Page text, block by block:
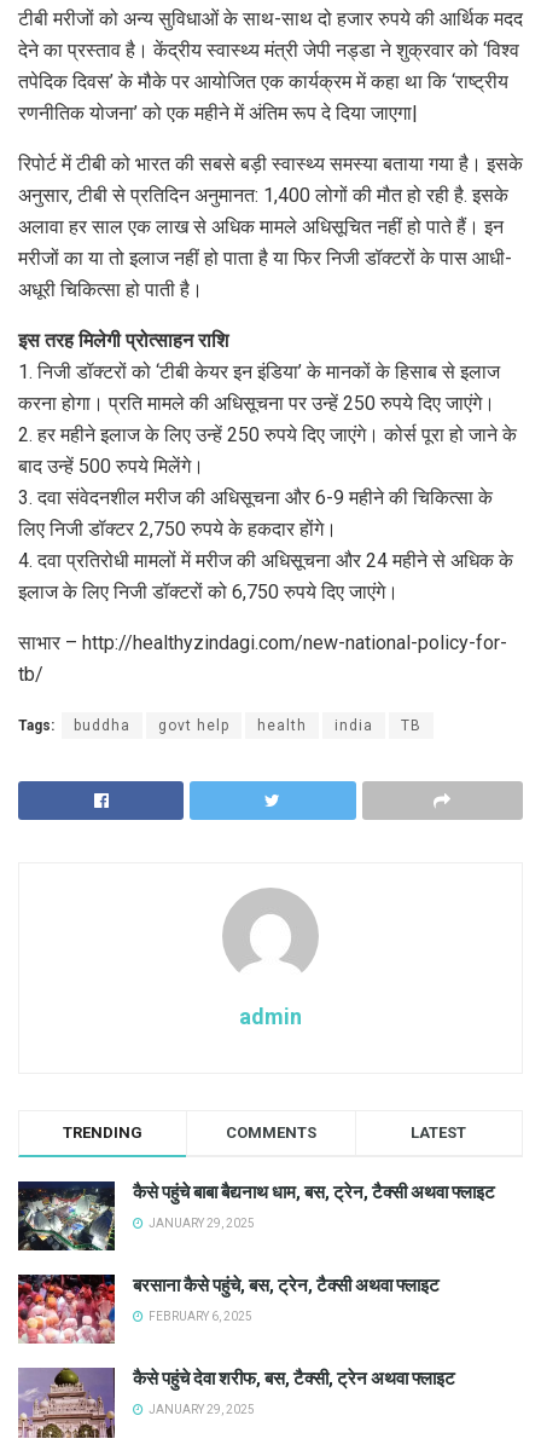
टीबी मरीजों को अन्य सुविधाओं के साथ-साथ दो हजार रुपये की आर्थिक मदद
देने का प्रस्ताव है। केंद्रीय स्वास्थ्य मंत्री जेपी नड्डा ने शुक्रवार को ‘विश्व
तपेदिक दिवस’ के मौके पर आयोजित एक कार्यक्रम में कहा था कि ‘राष्ट्रीय
रणनीतिक योजना’ को एक महीने में अंतिम रूप दे दिया जाएगा|
रिपोर्ट में टीबी को भारत की सबसे बड़ी स्वास्थ्य समस्या बताया गया है। इसके
अनुसार, टीबी से प्रतिदिन अनुमानत: 1,400 लोगों की मौत हो रही है. इसके
अलावा हर साल एक लाख से अधिक मामले अधिसूचित नहीं हो पाते हैं। इन
मरीजों का या तो इलाज नहीं हो पाता है या फिर निजी डॉक्टरों के पास आधी-
अधूरी चिकित्सा हो पाती है।
इस तरह मिलेगी प्रोत्साहन राशि
1. निजी डॉक्टरों को ‘टीबी केयर इन इंडिया’ के मानकों के हिसाब से इलाज
करना होगा। प्रति मामले की अधिसूचना पर उन्हें 250 रुपये दिए जाएंगे।
2. हर महीने इलाज के लिए उन्हें 250 रुपये दिए जाएंगे। कोर्स पूरा हो जाने के
बाद उन्हें 500 रुपये मिलेंगे।
3. दवा संवेदनशील मरीज की अधिसूचना और 6-9 महीने की चिकित्सा के
लिए निजी डॉक्टर 2,750 रुपये के हकदार होंगे।
4. दवा प्रतिरोधी मामलों में मरीज की अधिसूचना और 24 महीने से अधिक के
इलाज के लिए निजी डॉक्टरों को 6,750 रुपये दिए जाएंगे।
साभार – http://healthyzindagi.com/new-national-policy-for-
tb/
Tags: buddha govt help health india TB
admin
TRENDING COMMENTS LATEST
कैसे पहुंचे बाबा बैद्यनाथ धाम, बस, ट्रेन, टैक्सी अथवा फ्लाइट
JANUARY 29, 2025
बरसाना कैसे पहुंचे, बस, ट्रेन, टैक्सी अथवा फ्लाइट
FEBRUARY 6, 2025
कैसे पहुंचे देवा शरीफ, बस, टैक्सी, ट्रेन अथवा फ्लाइट
JANUARY 29, 2025